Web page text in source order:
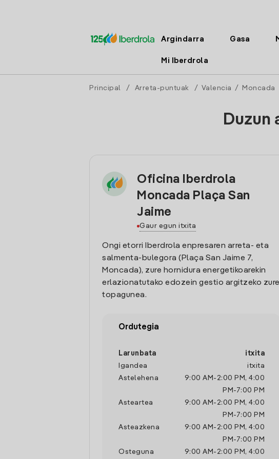
Argindarra Gasa
Mi Iberdrola
Principal / Arreta-puntuak / Valencia / Moncada
Oficina Iberdrola
Moncada Plaça San
Jaime
Gaur egun itxita
Ongi etorri Iberdrola enpresaren arreta- eta
salmenta-bulegora (Plaça San Jaime 7,
Moncada), zure hornidura energetikoarekin
erlazionatutako edozein gestio argitzeko zure
topagunea.
Ordutegia
Larunbata
itxita
Igandea
itxita
Astelehena
9:00 AM - 2:00 PM , 4:00
PM -7:00 PM
Asteartea
9:00 AM - 2:00 PM , 4:00
PM -7:00 PM
Asteazkena
9:00 AM - 2:00 PM , 4:00
PM -7:00 PM
Osteguna
9:00 AM - 2:00 PM , 4:00